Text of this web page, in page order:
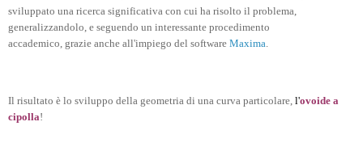
sviluppato una ricerca significativa con cui ha risolto il problema,
generalizzandolo, e seguendo un interessante procedimento
accademico, grazie anche all'impiego del software Maxima
Il risultato è lo sviluppo della geometria di una curva particolare, l'ovoide a
cipolla!